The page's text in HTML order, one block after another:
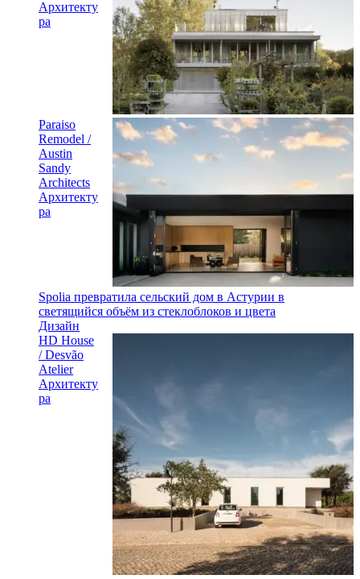
Архитекту
ра
Paraiso
Remodel /
Austin
Sandy
Architects
Архитекту
ра
Spolia превратила сельский дом в Астурии в
светящийся объём из стеклоблоков и цвета
Дизайн
HD House
/ Desvão
Atelier
Архитекту
ра